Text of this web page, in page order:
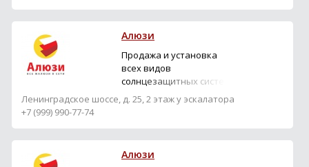
комплектующих Alutech
по Москве и Московской
области. Мы предлагаем
розничную и оптовую
для роллет и ворот
Алюзи
Продажа и установка
всех видов
солнцезащитных систем:
жалюзи, рулонных штор,
рольставней, маркиз,
Ленинградское шоссе, д. 25, 2 этаж у эскалатора
+7 (999) 990-77-74
Алюзи